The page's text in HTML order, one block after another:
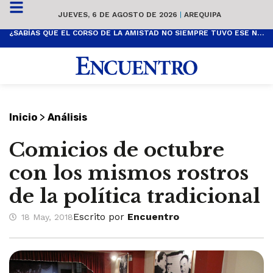
JUEVES, 6 DE AGOSTO DE 2026 | AREQUIPA
¿SABÍAS QUE EL CORSO DE LA AMISTAD NO SIEMPRE TUVO ESE NOMBRE? ESTA ES SU HISTORIA
Inicio > Análisis
Comicios de octubre
con los mismos rostros
de la política tradicional
18 May, 2018Escrito por Encuentro